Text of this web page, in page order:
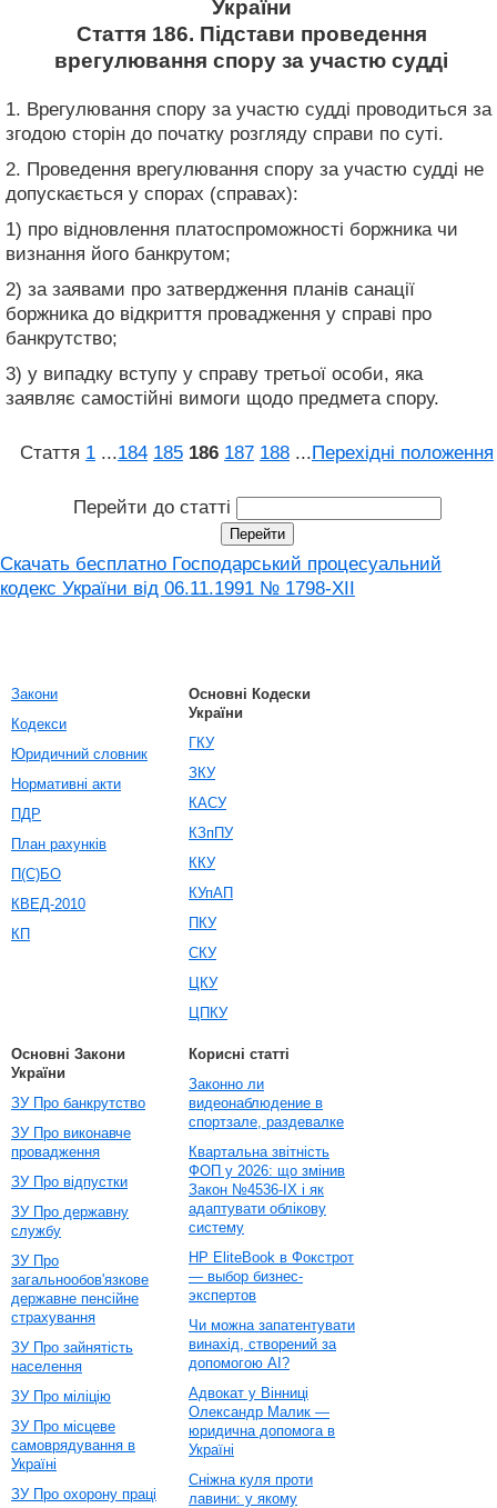
України
Стаття 186. Підстави проведення
врегулювання спору за участю судді
1. Врегулювання спору за участю судді проводиться за
згодою сторін до початку розгляду справи по суті.
2. Проведення врегулювання спору за участю судді не
допускається у спорах (справах):
1) про відновлення платоспроможності боржника чи
визнання його банкрутом;
2) за заявами про затвердження планів санації
боржника до відкриття провадження у справі про
банкрутство;
3) у випадку вступу у справу третьої особи, яка
заявляє самостійні вимоги щодо предмета спору.
Стаття 1 ...184 185 186 187 188 ...Перехідні положення
Перейти до статті
Скачать бесплатно Господарський процесуальний
кодекс України від 06.11.1991 № 1798-XII
Закони
Кодекси
Юридичний словник
Нормативні акти
ПДР
План рахунків
П(С)БО
КВЕД-2010
КП
Основні Кодески
України
ГКУ
ЗКУ
КАСУ
КЗпПУ
ККУ
КУпАП
ПКУ
СКУ
ЦКУ
ЦПКУ
Основні Закони
України
ЗУ Про банкрутство
ЗУ Про виконавче
провадження
ЗУ Про відпустки
ЗУ Про державну
службу
ЗУ Про
загальнообов'язкове
державне пенсійне
страхування
ЗУ Про зайнятість
населення
ЗУ Про міліцію
ЗУ Про місцеве
самоврядування в
Україні
ЗУ Про охорону праці
Корисні статті
Законно ли
видеонаблюдение в
спортзале, раздевалке
Квартальна звітність
ФОП у 2026: що змінив
Закон №4536-IX і як
адаптувати облікову
систему
HP EliteBook в Фокстрот
— выбор бизнес-
экспертов
Чи можна запатентувати
винахід, створений за
допомогою AI?
Адвокат у Вінниці
Олександр Малик —
юридична допомога в
Україні
Сніжна куля проти
лавини: у якому